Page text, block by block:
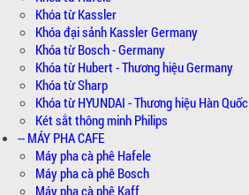
Khóa từ Kassler
Khóa đại sảnh Kassler Germany
Khóa từ Bosch - Germany
Khóa từ Hubert - Thương hiệu Germany
Khóa từ Sharp
Khóa từ HYUNDAI - Thương hiệu Hàn Quốc
Két sắt thông minh Philips
-- MÁY PHA CAFE
Máy pha cà phê Hafele
Máy pha cà phê Bosch
Máy pha cà phê Kaff